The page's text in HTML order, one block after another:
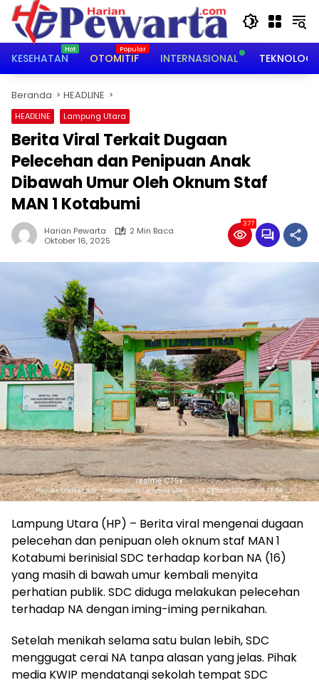
Langsung
konten
KESEHATAN
OTOMITIF INTERNASIONAL TEKNOLOGI
Beranda HEADLINE
HEADLINE Lampung Utara
Berita Viral Terkait Dugaan
Pelecehan dan Penipuan Anak
Dibawah Umur Oleh Oknum Staf
MAN 1 Kotabumi
Harian Pewarta
2 Min Baca
Oktober 16, 2025
377
Lampung Utara (HP) – Berita viral mengenai dugaan
pelecehan dan penipuan oleh oknum staf MAN 1
Kotabumi berinisial SDC terhadap korban NA (16)
yang masih di bawah umur kembali menyita
perhatian publik. SDC diduga melakukan pelecehan
terhadap NA dengan iming-iming pernikahan.
Setelah menikah selama satu bulan lebih, SDC
menggugat cerai NA tanpa alasan yang jelas. Pihak
media KWIP mendatangi sekolah tempat SDC